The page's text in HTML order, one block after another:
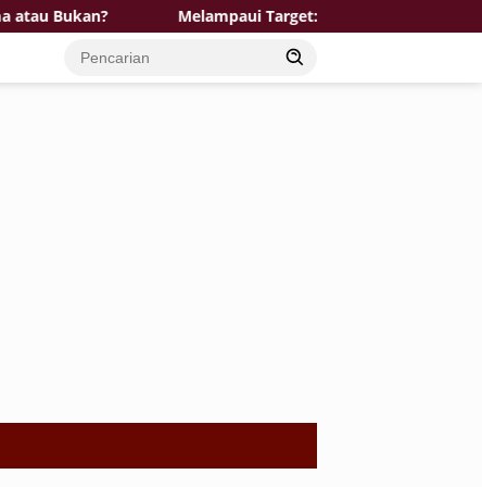
Melampaui Target: TMMD 129 Bojonegoro dan